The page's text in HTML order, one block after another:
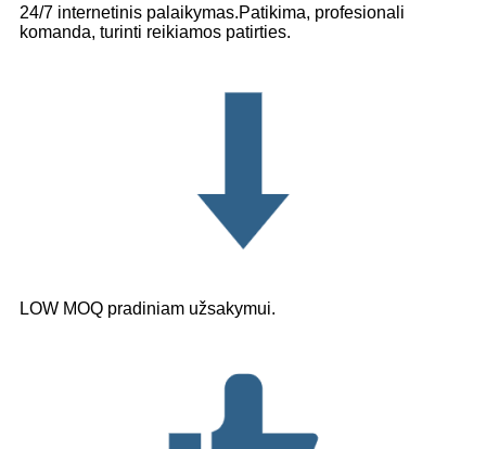
24/7 internetinis palaikymas.Patikima, profesionali
komanda, turinti reikiamos patirties.
LOW MOQ pradiniam užsakymui.